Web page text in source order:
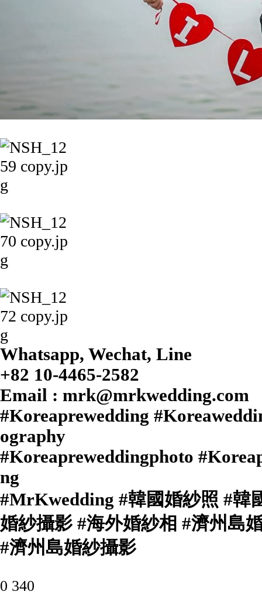
Whatsapp, Wechat, Line
+82 10-4465-2582
Email : mrk@mrkwedding.com
‪#‎Koreaprewedding
ography
‪#‎Koreapreweddingphoto
ng
‪#‎MrKwedding ‪#‎韓國婚紗照 ‪#‎韓
婚紗攝影 ‪#‎海外婚紗相 ‪#‎濟州島
‪#‎濟州島婚紗攝影
0 340